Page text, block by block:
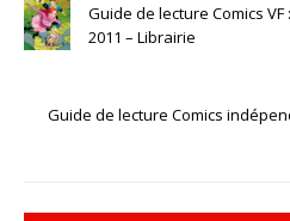
Guide de lecture Comics
2011 – Librairie
Guide de lecture Comics